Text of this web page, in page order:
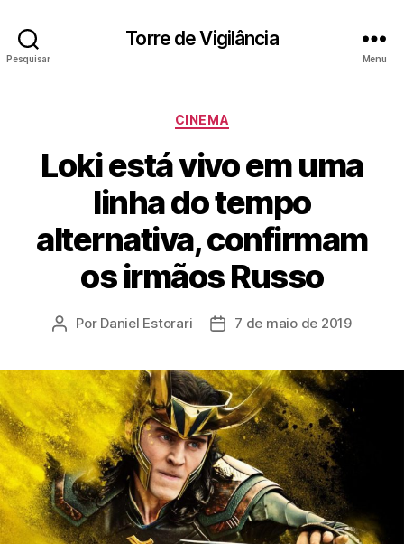
Pesquisar
Torre de Vigilância
Menu
Categorias
CINEMA
Loki está vivo em uma
linha do tempo
alternativa, confirmam
os irmãos Russo
Autor
Por Daniel Estorari
Data7 de maio de 2019